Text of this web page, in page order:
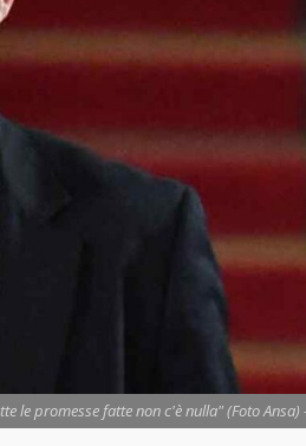
le promesse fatte non c'è nulla" (Foto